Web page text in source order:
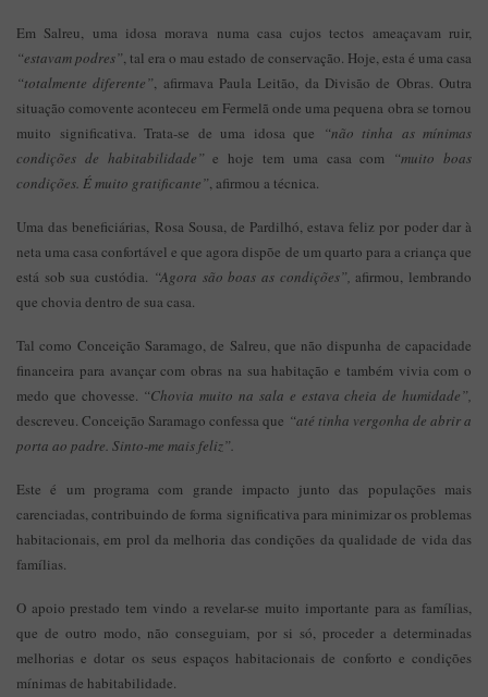
Em Salreu, uma idosa morava numa casa cujos tectos ameaçavam ruir,
“estavam podres”, tal era o mau estado de conservação. Hoje, esta é uma casa
“totalmente diferente”, afirmava Paula Leitão, da Divisão de Obras. Outra
situação comovente aconteceu em Fermelã onde uma pequena obra se tornou
muito significativa. Trata-se de uma idosa que
“não tinha as mínimas
condições de habitabilidade” e hoje tem uma casa com “muito boas
condições. É muito gratificante”, afirmou a técnica.
Uma das beneficiárias, Rosa Sousa, de Pardilhó, estava feliz por poder dar à
neta uma casa confortável e que agora dispõe de um quarto para a criança que
está sob sua custódia. “Agora são boas as condições”, afirmou, lembrando
que chovia dentro de sua casa.
Tal como Conceição Saramago, de Salreu, que não dispunha de capacidade
financeira para avançar com obras na sua habitação e também vivia com o
medo que chovesse. “Chovia muito na sala e estava cheia de humidade”,
descreveu. Conceição Saramago confessa que “até tinha vergonha de abrir a
porta ao padre. Sinto-me mais feliz”.
Este é um programa com grande impacto junto das populações mais
carenciadas, contribuindo de forma significativa para minimizar os problemas
habitacionais, em prol da melhoria das condições da qualidade de vida das
famílias.
O apoio prestado tem vindo a revelar-se muito importante para as famílias,
que de outro modo, não conseguiam, por si só, proceder a determinadas
melhorias e dotar os seus espaços habitacionais de conforto e condições
mínimas de habitabilidade.